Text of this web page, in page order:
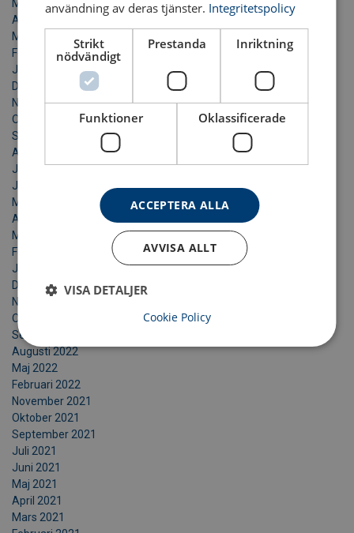
Maj 2024
April 2024
Mars 2024
Februari 2024
Januari 2024
December 2023
November 2023
Oktober 2023
September 2023
Augusti 2023
Juli 2023
Juni 2023
Maj 2023
April 2023
Mars 2023
Februari 2023
Januari 2023
December 2022
November 2022
Oktober 2022
September 2022
Augusti 2022
Maj 2022
Februari 2022
November 2021
Oktober 2021
September 2021
Juli 2021
Juni 2021
Maj 2021
April 2021
Mars 2021
användning av deras tjänster. Integritetspolicy
Strikt
nödvändigt
Prestanda Inriktning
Funktioner Oklassificerade
ACCEPTERA ALLA
AVVISA ALLT
VISA DETALJER
Cookie Policy